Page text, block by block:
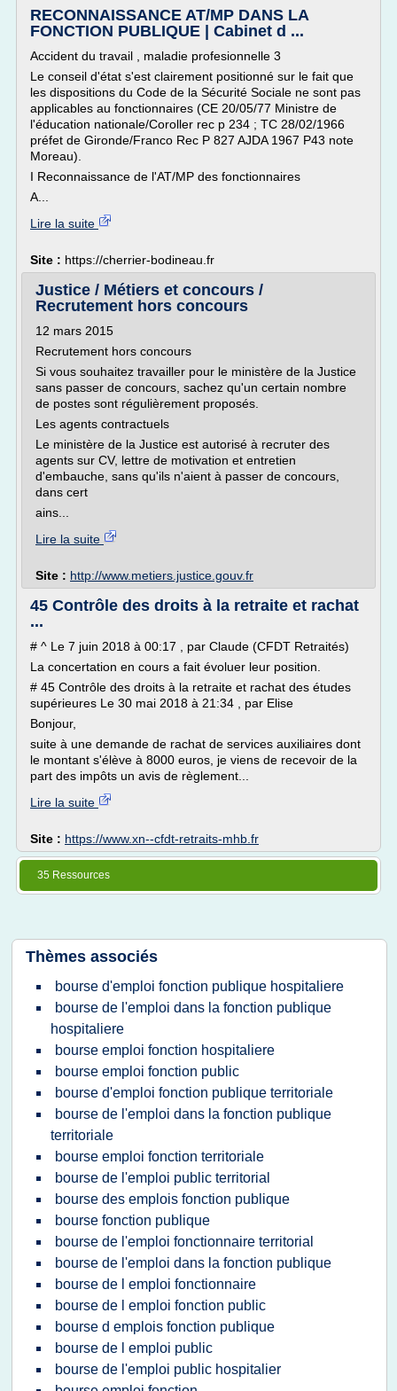
RECONNAISSANCE AT/MP DANS LA
FONCTION PUBLIQUE | Cabinet d ...
Accident du travail , maladie profesionnelle 3
Le conseil d'état s'est clairement positionné sur le fait que
les dispositions du Code de la Sécurité Sociale ne sont pas
applicables au fonctionnaires (CE 20/05/77 Ministre de
l'éducation nationale/Coroller rec p 234 ; TC 28/02/1966
préfet de Gironde/Franco Rec P 827 AJDA 1967 P43 note
Moreau).
I Reconnaissance de l'AT/MP des fonctionnaires
A...
Lire la suite
Site : https://cherrier-bodineau.fr
Justice / Métiers et concours /
Recrutement hors concours
12 mars 2015
Recrutement hors concours
Si vous souhaitez travailler pour le ministère de la Justice
sans passer de concours, sachez qu'un certain nombre
de postes sont régulièrement proposés.
Les agents contractuels
Le ministère de la Justice est autorisé à recruter des
agents sur CV, lettre de motivation et entretien
d'embauche, sans qu'ils n'aient à passer de concours,
dans cert
ains...
Lire la suite
Site : http://www.metiers.justice.gouv.fr
45 Contrôle des droits à la retraite et rachat
...
# ^ Le 7 juin 2018 à 00:17 , par Claude (CFDT Retraités)
La concertation en cours a fait évoluer leur position.
# 45 Contrôle des droits à la retraite et rachat des études
supérieures Le 30 mai 2018 à 21:34 , par Elise
Bonjour,
suite à une demande de rachat de services auxiliaires dont
le montant s'élève à 8000 euros, je viens de recevoir de la
part des impôts un avis de règlement...
Lire la suite
Site : https://www.xn--cfdt-retraits-mhb.fr
35 Ressources
Thèmes associés
bourse d'emploi fonction publique hospitaliere
bourse de l'emploi dans la fonction publique
hospitaliere
bourse emploi fonction hospitaliere
bourse emploi fonction public
bourse d'emploi fonction publique territoriale
bourse de l'emploi dans la fonction publique
territoriale
bourse emploi fonction territoriale
bourse de l'emploi public territorial
bourse des emplois fonction publique
bourse fonction publique
bourse de l'emploi fonctionnaire territorial
bourse de l'emploi dans la fonction publique
bourse de l emploi fonctionnaire
bourse de l emploi fonction public
bourse d emplois fonction publique
bourse de l emploi public
bourse de l'emploi public hospitalier